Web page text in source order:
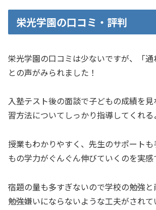
栄光学園の口コミ・評判
栄光学園の口コミは少ないですが、「通
との声がみられました！
入塾テスト後の面談で子どもの成績を
習方法についてしっかり指導してくれる
授業もわかりやすく、先生のサポート
もの学力がぐんぐん伸びていくのを実感
宿題の量も多すぎないので学校の勉強と
勉強嫌いにならないような工夫がされて